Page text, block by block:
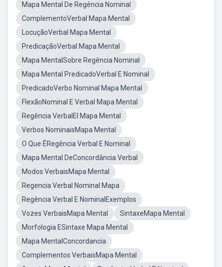
Mapa Mental De Regência Nominal
ComplementoVerbal Mapa Mental
LocuçãoVerbal Mapa Mental
PredicaçãoVerbal Mapa Mental
Mapa MentalSobre Regência Nominal
Mapa Mental PredicadoVerbal E Nominal
PredicadoVerbo Nominal Mapa Mental
FlexãoNominal E Verbal Mapa Mental
Regência VerbalEl Mapa Mental
Verbos NominaisMapa Mental
O Que ÉRegência Verbal E Nominal
Mapa Mental DeConcordância Verbal
Modos VerbaisMapa Mental
Regencia Verbal Nominal Mapa
Regência Verbal E NominalExemplos
Vozes VerbaisMapa Mental
SintaxeMapa Mental
Morfologia ESintaxe Mapa Mental
Mapa MentalConcordancia
Complementos VerbaisMapa Mental